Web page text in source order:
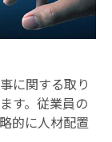
に関する取り
す。従業員の
的に人材配置